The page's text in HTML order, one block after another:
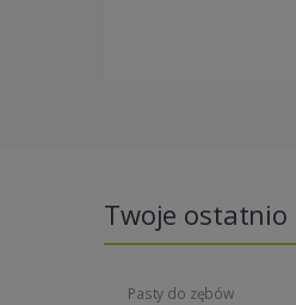
Twoje
Pasty do zębów